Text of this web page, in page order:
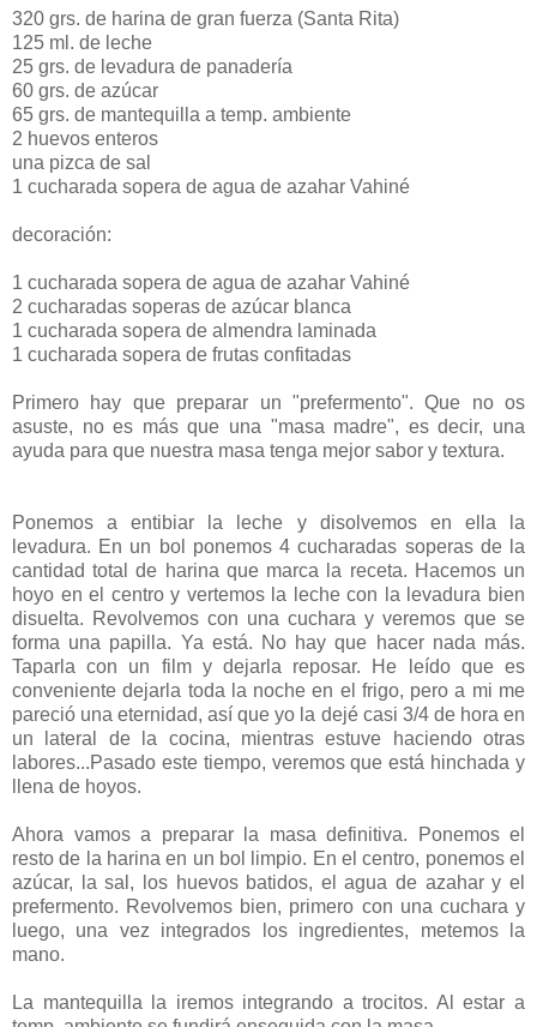
320 grs. de harina de gran fuerza (Santa Rita)
125 ml. de leche
25 grs. de levadura de panadería
60 grs. de azúcar
65 grs. de mantequilla a temp. ambiente
2 huevos enteros
una pizca de sal
1 cucharada sopera de agua de azahar Vahiné
decoración:
1 cucharada sopera de agua de azahar Vahiné
2 cucharadas soperas de azúcar blanca
1 cucharada sopera de almendra laminada
1 cucharada sopera de frutas confitadas
Primero hay que preparar un "prefermento". Que no os
asuste, no es más que una "masa madre", es decir, una
ayuda para que nuestra masa tenga mejor sabor y textura.
Ponemos a entibiar la leche y disolvemos en ella la
levadura. En un bol ponemos 4 cucharadas soperas de la
cantidad total de harina que marca la receta. Hacemos un
hoyo en el centro y vertemos la leche con la levadura bien
disuelta. Revolvemos con una cuchara y veremos que se
forma una papilla. Ya está. No hay que hacer nada más.
Taparla con un film y dejarla reposar. He leído que es
conveniente dejarla toda la noche en el frigo, pero a mi me
pareció una eternidad, así que yo la dejé casi 3/4 de hora en
un lateral de la cocina, mientras estuve haciendo otras
labores...Pasado este tiempo, veremos que está hinchada y
llena de hoyos.
Ahora vamos a preparar la masa definitiva. Ponemos el
resto de la harina en un bol limpio. En el centro, ponemos el
azúcar, la sal, los huevos batidos, el agua de azahar y el
prefermento. Revolvemos bien, primero con una cuchara y
luego, una vez integrados los ingredientes, metemos la
mano.
La mantequilla la iremos integrando a trocitos. Al estar a